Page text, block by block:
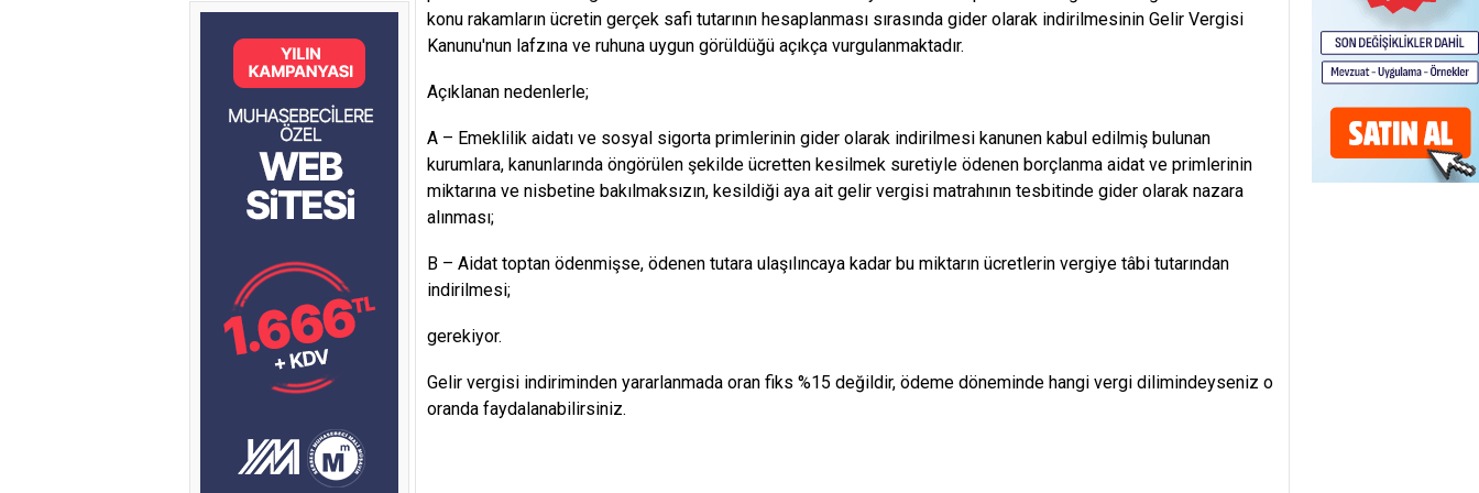
konu rakamların ücretin gerçek safi tutarının hesaplanması sırasında gider olarak indirilmesinin Gelir Vergisi
Kanunu'nun lafzına ve ruhuna uygun görüldüğü açıkça vurgulanmaktadır.
Açıklanan nedenlerle;
A – Emeklilik aidatı ve sosyal sigorta primlerinin gider olarak indirilmesi kanunen kabul edilmiş bulunan
kurumlara, kanunlarında öngörülen şekilde ücretten kesilmek suretiyle ödenen borçlanma aidat ve primlerinin
miktarına ve nisbetine bakılmaksızın, kesildiği aya ait gelir vergisi matrahının tesbitinde gider olarak nazara
alınması;
B – Aidat toptan ödenmişse, ödenen tutara ulaşılıncaya kadar bu miktarın ücretlerin vergiye tâbi tutarından
indirilmesi;
gerekiyor.
Gelir vergisi indiriminden yararlanmada oran fiks %15 değildir, ödeme döneminde hangi vergi dilimindeyseniz o
oranda faydalanabilirsiniz.